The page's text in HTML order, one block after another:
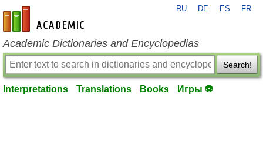
en-academic.com
RU DE ES FR
Academic Dictionaries and Encyclopedias
Search!
Interpretations Translations Books Игры ⚽